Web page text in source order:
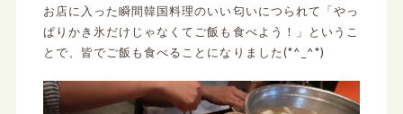
お店に入った瞬間韓国料理のいい匂いにつられて「やっ
ぱりかき氷だけじゃなくてご飯も食べよう！」というこ
とで、皆でご飯も食べることになりました(*^_^*)